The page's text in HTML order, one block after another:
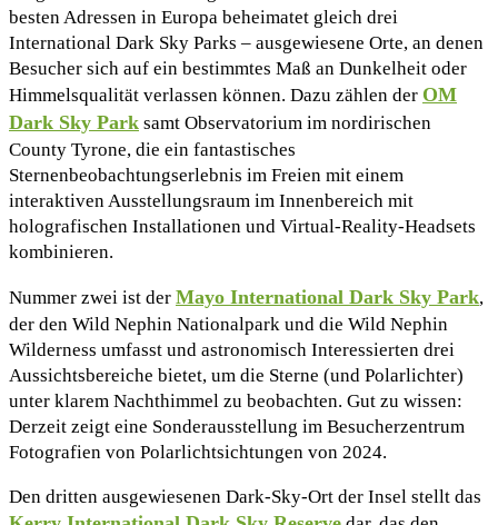
besten Adressen in Europa beheimatet gleich drei
International Dark Sky Parks – ausgewiesene Orte, an denen
Besucher sich auf ein bestimmtes Maß an Dunkelheit oder
Himmelsqualität verlassen können. Dazu zählen der OM
Dark Sky Park samt Observatorium im nordirischen
County Tyrone, die ein fantastisches
Sternenbeobachtungserlebnis im Freien mit einem
interaktiven Ausstellungsraum im Innenbereich mit
holografischen Installationen und Virtual-Reality-Headsets
kombinieren.
Nummer zwei ist der Mayo International Dark Sky Park,
der den Wild Nephin Nationalpark und die Wild Nephin
Wilderness umfasst und astronomisch Interessierten drei
Aussichtsbereiche bietet, um die Sterne (und Polarlichter)
unter klarem Nachthimmel zu beobachten. Gut zu wissen:
Derzeit zeigt eine Sonderausstellung im Besucherzentrum
Fotografien von Polarlichtsichtungen von 2024.
Den dritten ausgewiesenen Dark-Sky-Ort der Insel stellt das